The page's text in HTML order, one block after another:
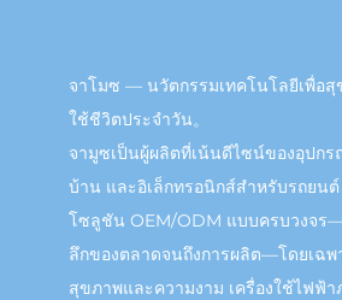
จาโมซ — นวัตกรรมเทคโนโลยีเพื่อ
ใช้ชีวิตประจำวัน。
จามูซเป็นผู้ผลิตที่เน้นดีไซน์ของอุปก
บ้าน และอิเล็กทรอนิกส์สำหรับรถยนต์
โซลูชัน OEM/ODM แบบครบวงจร
ลึกของตลาดจนถึงการผลิต—โดยเฉพ
สุขภาพและความงาม เครื่องใช้ไฟฟ้